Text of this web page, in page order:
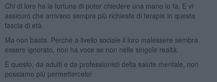
Chi di loro ha la fortuna di poter chiedere una mano lo fa. E vi
assicuro che arrivano sempre più richieste di terapie in questa
fascia di età.
Ma non basta. Perché a livello sociale il loro malessere sembra
essere ignorato, non ha voce se non nelle singole realtà.
E questo, da adulti e da professionisti della salute mentale, non
possiamo più permettercelo!